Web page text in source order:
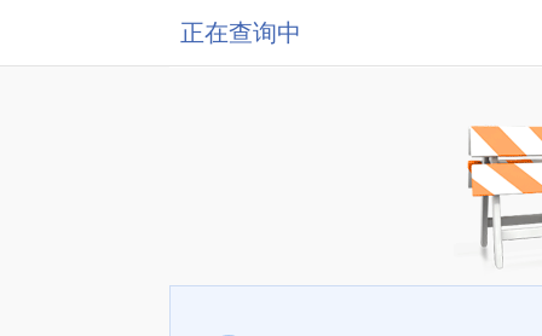
正在查询中